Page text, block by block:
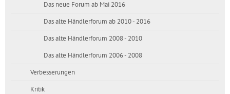
Das neue Forum ab Mai 2016
Das alte Händlerforum ab 2010 - 2016
Das alte Händlerforum 2008 - 2010
Das alte Händlerforum 2006 - 2008
Verbesserungen
Kritik